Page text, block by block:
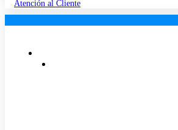
Atención al Cliente